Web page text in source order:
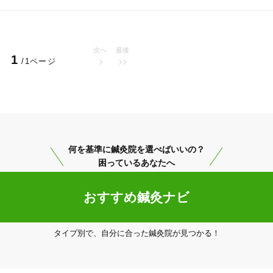
駅近 往療あり
バリアフリー
1 /1ページ
次へ 最後
「健康にはりを見た」
何を基準に鍼灸院を選べばいいの？
困っているあなたへ
おすすめ鍼灸ナビ
タイプ別で、自分に合った鍼灸院が見つかる！